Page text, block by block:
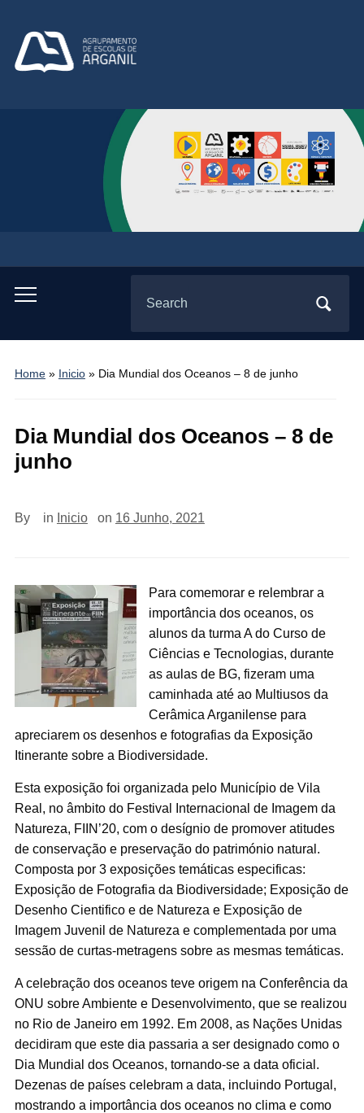
Toggle
menu
for:
Home» Inicio» Dia Mundial dos Oceanos – 8 de junho
Dia Mundial dos Oceanos – 8 de
junho
By in Inicio on 16 Junho, 2021
Para comemorar e relembrar a
importância dos oceanos, os
alunos da turma A do Curso de
Ciências e Tecnologias, durante
as aulas de BG, fizeram uma
caminhada até ao Multiusos da
Cerâmica Arganilense para
apreciarem os desenhos e fotografias da Exposição
Itinerante sobre a Biodiversidade.
Esta exposição foi organizada pelo Município de Vila
Real, no âmbito do Festival Internacional de Imagem da
Natureza, FIIN’20, com o desígnio de promover atitudes
de conservação e preservação do património natural.
Composta por 3 exposições temáticas especificas:
Exposição de Fotografia da Biodiversidade; Exposição de
Desenho Cientifico e de Natureza e Exposição de
Imagem Juvenil de Natureza e complementada por uma
sessão de curtas-metragens sobre as mesmas temáticas.
A celebração dos oceanos teve origem na Conferência da
ONU sobre Ambiente e Desenvolvimento, que se realizou
no Rio de Janeiro em 1992. Em 2008, as Nações Unidas
decidiram que este dia passaria a ser designado como o
Dia Mundial dos Oceanos, tornando-se a data oficial.
Dezenas de países celebram a data, incluindo Portugal,
mostrando a importância dos oceanos no clima e como